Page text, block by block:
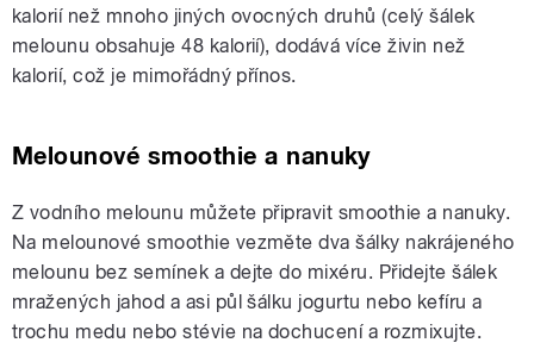
kalorií než mnoho jiných ovocných druhů (celý šálek
melounu obsahuje 48 kalorií), dodává více živin než
kalorií, což je mimořádný přínos.
Melounové smoothie a nanuky
Z vodního melounu můžete připravit smoothie a nanuky.
Na melounové smoothie vezměte dva šálky nakrájeného
melounu bez semínek a dejte do mixéru. Přidejte šálek
mražených jahod a asi půl šálku jogurtu nebo kefíru a
trochu medu nebo stévie na dochucení a rozmixujte.